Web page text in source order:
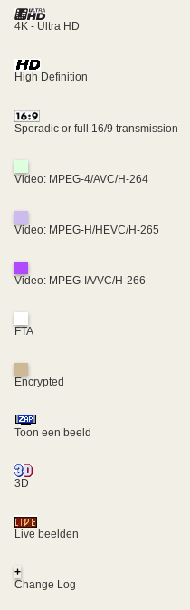
4K - Ultra HD
High Definition
Sporadic or full 16/9 transmission
Video: MPEG-4/AVC/H-264
Video: MPEG-H/HEVC/H-265
Video: MPEG-I/VVC/H-266
FTA
Encrypted
Toon een beeld
3D
Live beelden
+
Change Log